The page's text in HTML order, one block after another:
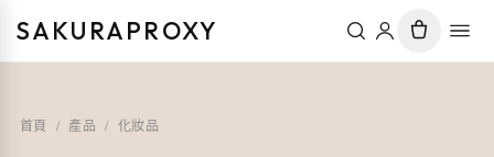
SAKURAPROXY
首頁 / 產品 / 化妝品